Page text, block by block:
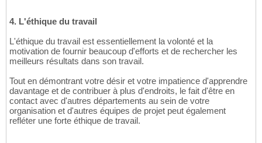
4. L'éthique du travail
L'éthique du travail est essentiellement la volonté et la
motivation de fournir beaucoup d'efforts et de rechercher les
meilleurs résultats dans son travail.
Tout en démontrant votre désir et votre impatience d'apprendre
davantage et de contribuer à plus d'endroits, le fait d'être en
contact avec d'autres départements au sein de votre
organisation et d'autres équipes de projet peut également
refléter une forte éthique de travail.